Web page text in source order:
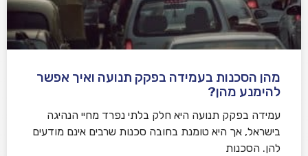
מהן הסכנות בעמידה בפקק תנועה ואיך אפשר
להימנע מהן?
עמידה בפקק תנועה היא חלק בלתי נפרד מחיי הנהיגה
בישראל, אך היא טומנת בחובה סכנות שרבים אינם מודעים
להן. הסכנות